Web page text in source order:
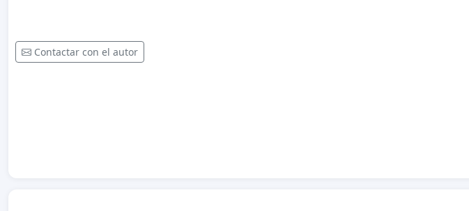
Contactar con el autor